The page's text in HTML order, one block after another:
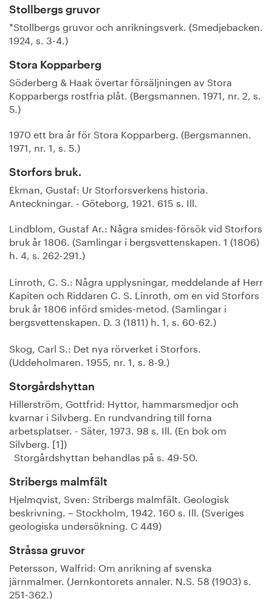
Stollbergs gruvor
*Stollbergs gruvor och anrikningsverk. (Smedjebacken.
1924, s. 3-4.)
Stora Kopparberg
Söderberg & Haak övertar försäljningen av Stora
Kopparbergs rostfria plåt. (Bergsmannen. 1971, nr. 2, s.
5.)
1970 ett bra år för Stora Kopparberg. (Bergsmannen.
1971, nr. 1, s. 5.)
Storfors bruk.
Ekman, Gustaf: Ur Storforsverkens historia.
Anteckningar. - Göteborg, 1921. 615 s. Ill.
Lindblom, Gustaf Ar.: Några smides-försök vid Storfors
bruk år 1806. (Samlingar i bergsvettenskapen. 1 (1806)
h. 4, s. 262-291.)
Linroth, C. S.: Några upplysningar, meddelande af Herr
Kapiten och Riddaren C. S. Linroth, om en vid Storfors
bruk år 1806 införd smides-metod. (Samlingar i
bergsvettenskapen. D. 3 (1811) h. 1, s. 60-62.)
Skog, Carl S.: Det nya rörverket i Storfors.
(Uddeholmaren. 1955, nr. 1, s. 8-9.)
Storgårdshyttan
Hillerström, Gottfrid: Hyttor, hammarsmedjor och
kvarnar i Silvberg. En rundvandring till forna
arbetsplatser. - Säter, 1973. 98 s. Ill. (En bok om
Silvberg. [1])
Storgårdshyttan behandlas på s. 49-50.
Stribergs malmfält
Hjelmqvist, Sven: Stribergs malmfält. Geologisk
beskrivning. – Stockholm, 1942. 160 s. Ill. (Sveriges
geologiska undersökning. C 449)
Stråssa gruvor
Petersson, Walfrid: Om anrikning af svenska
järnmalmer. (Jernkontorets annaler. N.S. 58 (1903) s.
251-362.)